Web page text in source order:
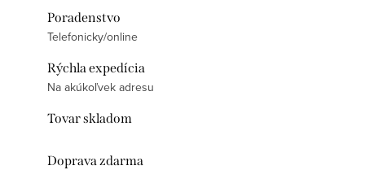
Poradenstvo
Telefonicky/online
Rýchla expedícia
Na akúkoľvek adresu
Tovar skladom
Doprava zdarma